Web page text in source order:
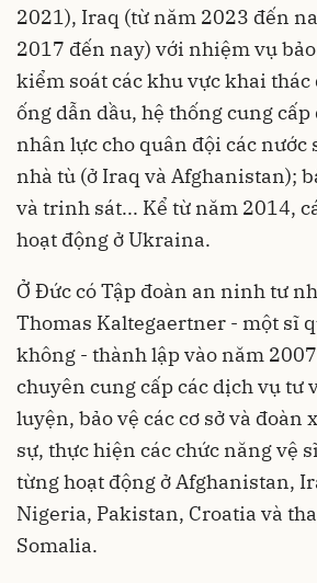
2021), Iraq (từ năm 2023 đến
2017 đến nay) với nhiệm vụ
kiểm soát các khu vực khai thác
ống dẫn dầu, hệ thống cung
nhân lực cho quân đội các nước
nhà tù (ở Iraq và Afghanistan);
và trinh sát... Kể từ năm 2014,
hoạt động ở Ukraina.
Ở Đức có Tập đoàn an ninh tư
Thomas Kaltegaertner - một sĩ
không - thành lập vào năm
chuyên cung cấp các dịch vụ tư
luyện, bảo vệ các cơ sở và đoàn
sự, thực hiện các chức năng vệ
từng hoạt động ở Afghanistan,
Nigeria, Pakistan, Croatia và
Somalia.